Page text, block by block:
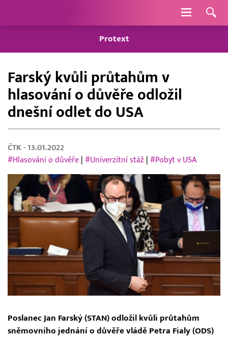
Navigace
Protext
Farský kvůli průtahům v
hlasování o důvěře odložil
dnešní odlet do USA
ČTK - 13.01.2022
#Hlasování o důvěře #Univerzitní stáž #Pobyt v USA
Poslanec Jan Farský (STAN) odložil kvůli průtahům
sněmovního jednání o důvěře vládě Petra Fialy (ODS)